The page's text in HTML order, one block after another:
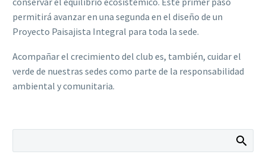
permitirá avanzar en una segunda en el diseño de un
Proyecto Paisajista Integral para toda la sede.
Acompañar el crecimiento del club es, también, cuidar el
verde de nuestras sedes como parte de la responsabilidad
ambiental y comunitaria.